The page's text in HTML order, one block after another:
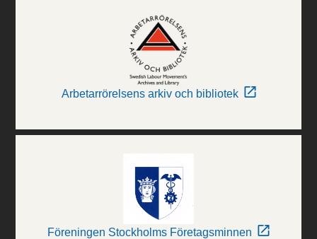
Arbetarrörelsens arkiv och bibliotek
Föreningen Stockholms Företagsminnen